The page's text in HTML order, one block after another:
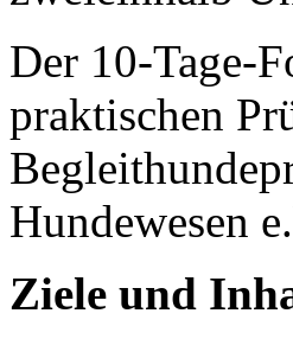
Der 10-Tage-
praktischen
Hundewesen
Ziele und